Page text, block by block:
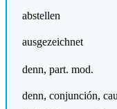
abstellen
ausgezeichnet
denn, part. mod.
denn, conjunción,